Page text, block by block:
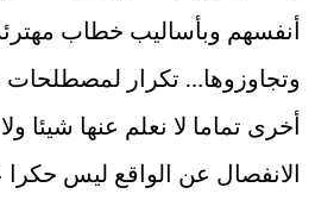
أنفسهم وبأساليب خطاب
وتجاوزوها… تكرار
أخرى تماما لا نعلم عنها شيئا
الانفصال عن الواقع ليس